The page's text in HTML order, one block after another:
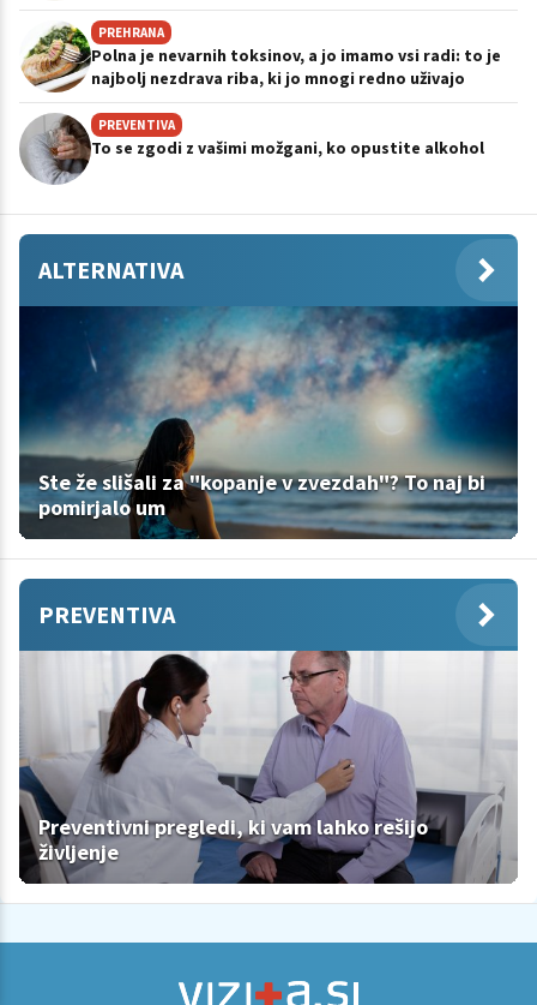
PREHRANA
Polna je nevarnih toksinov, a jo imamo vsi radi: to je
najbolj nezdrava riba, ki jo mnogi redno uživajo
PREVENTIVA
To se zgodi z vašimi možgani, ko opustite alkohol
ALTERNATIVA
Ste že slišali za "kopanje v zvezdah"? To naj bi
pomirjalo um
PREVENTIVA
Preventivni pregledi, ki vam lahko rešijo
življenje